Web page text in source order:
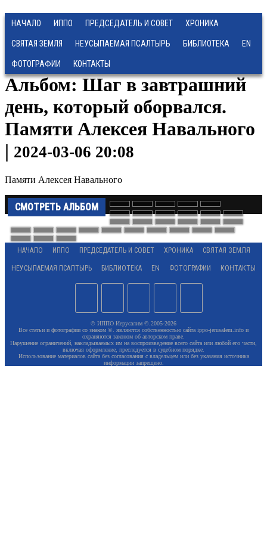
НАЧАЛО ИППО ПРЕДСЕДАТЕЛЬ И СОВЕТ ХРОНИКА
СВЯТАЯ ЗЕМЛЯ НЕУСЫПАЕМАЯ ПСАЛТЫРЬ БИБЛИОТЕКА EN
ФОТОГРАФИИ КОНТАКТЫ
Альбом: Шаг в завтрашний
день, который оборвался.
Памяти Алексея Навального
| 2024-03-06 20:08
Памяти Алексея Навального
СМОТРЕТЬ АЛЬБОМ
НАЧАЛО ИППО ПРЕДСЕДАТЕЛЬ И СОВЕТ ХРОНИКА СВЯТАЯ ЗЕМЛЯ
НЕУСЫПАЕМАЯ ПСАЛТЫРЬ БИБЛИОТЕКА EN ФОТОГРАФИИ КОНТАКТЫ
© ИППО Иерусалим ©.2005-2026
Все статьи и фотографии со знаком ©. являются собственностью сайта ippo-jerusalem.info и
охраняются законом об авторском праве.
Нарушение ограничений, накладываемых им на воспроизведение всего сайта или любой его части,
включая оформление, преследуется в судебном порядке.
Использование материалов сайта без согласования с владельцем или без указания источника
информации запрещено.